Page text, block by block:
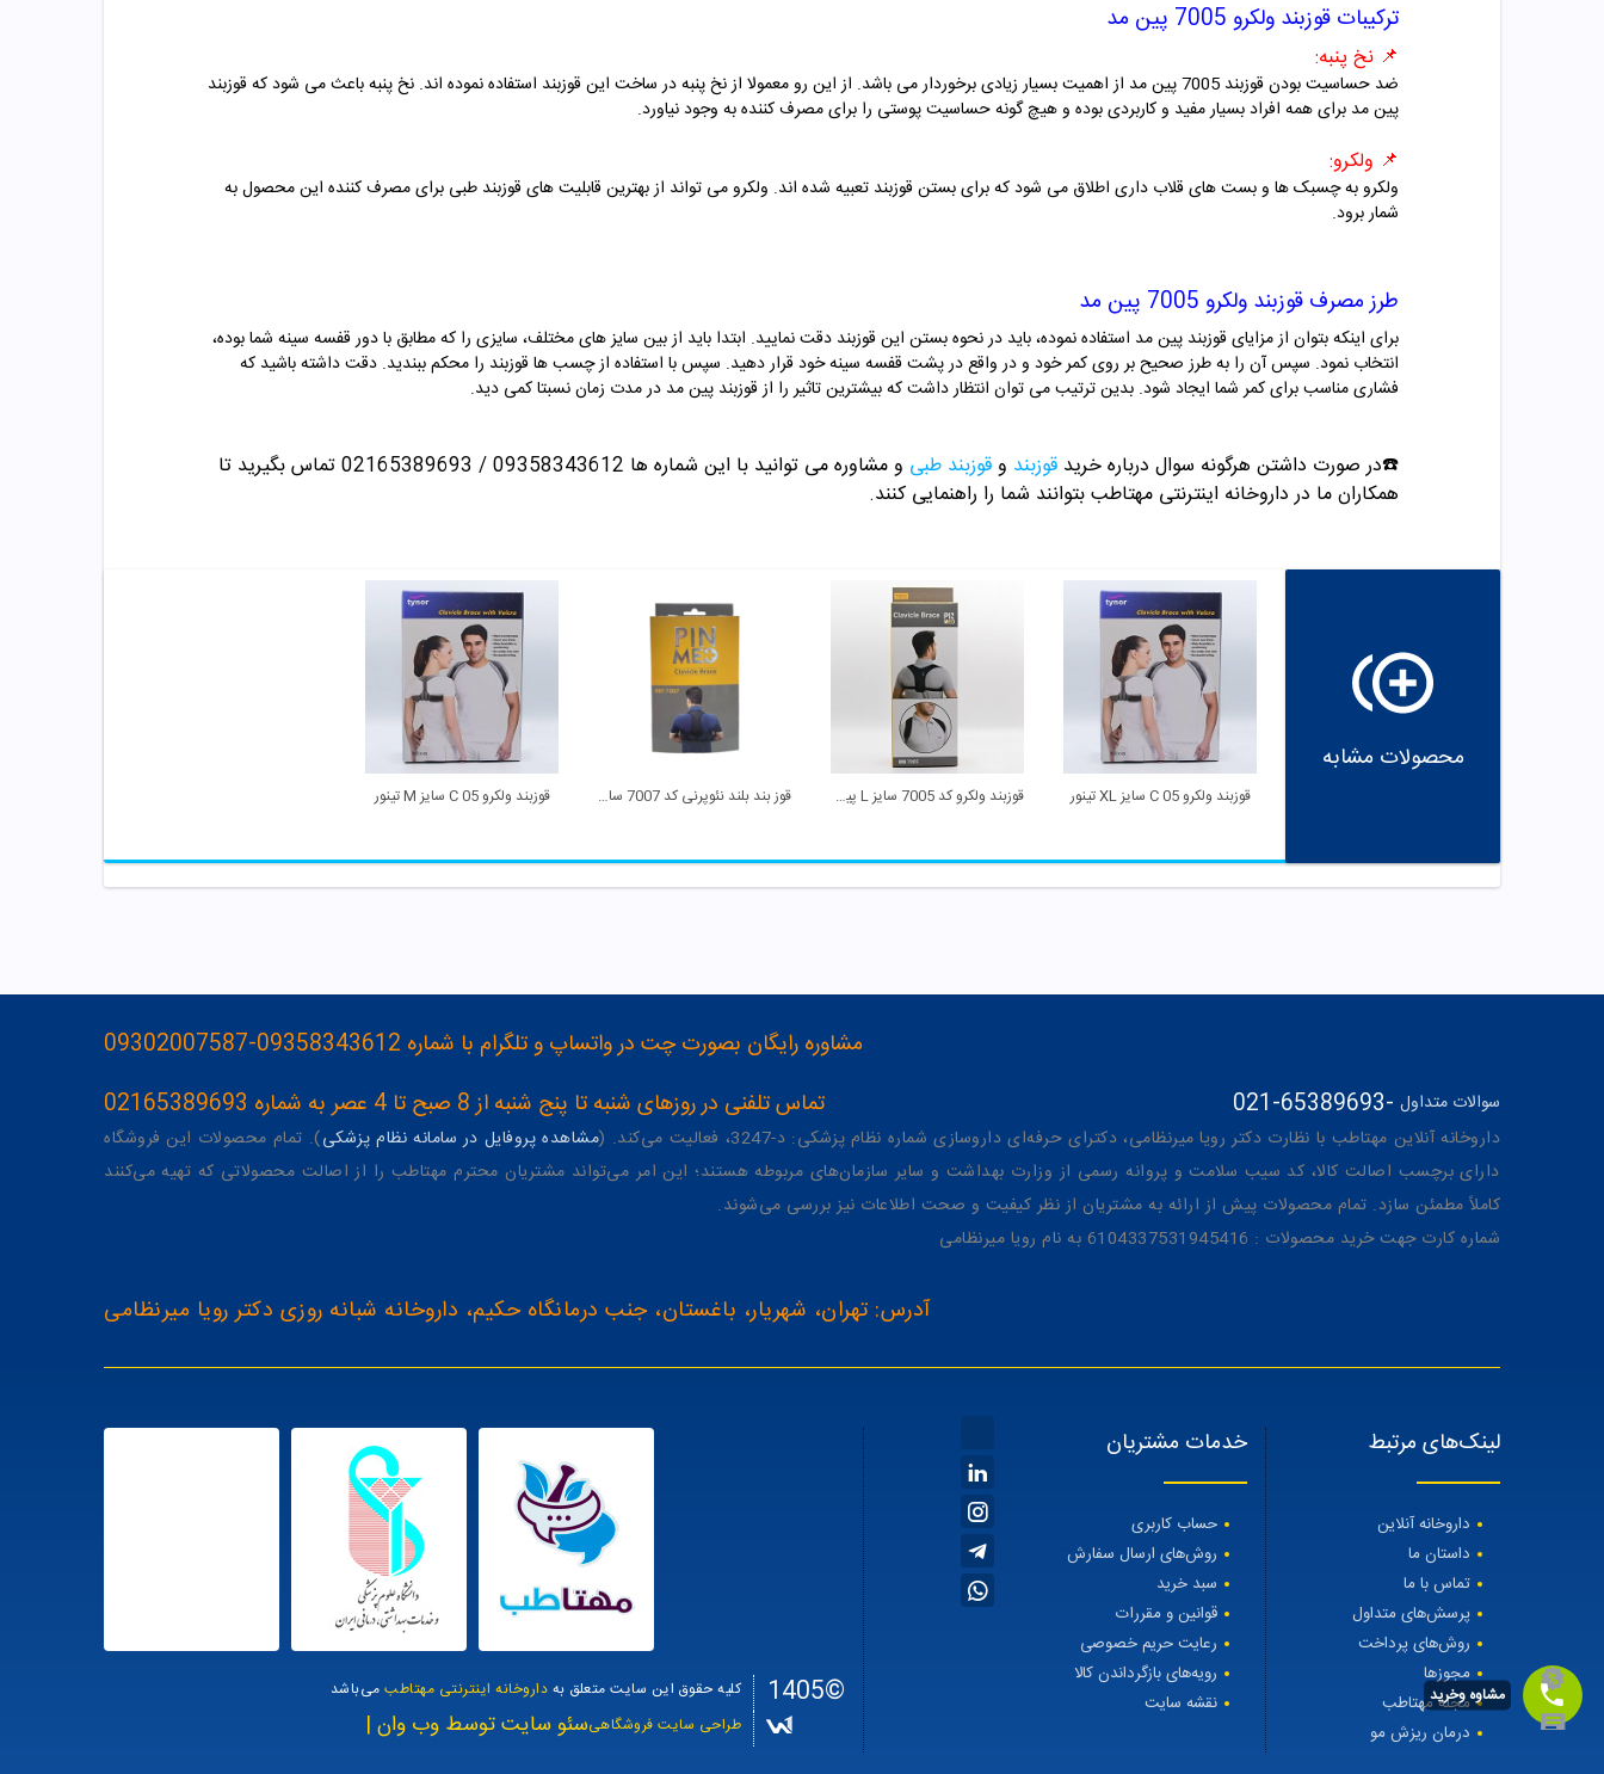
ترکیبات قوزبند ولکرو 7005 پین مد
📌 نخ پنبه:
ضد حساسیت بودن قوزبند 7005 پین مد از اهمیت بسیار زیادی برخوردار می باشد. از این رو معمولا از نخ پنبه در ساخت این قوزبند استفاده نموده اند. نخ پنبه باعث می شود که قوزبند
پین مد برای همه افراد بسیار مفید و کاربردی بوده و هیچ گونه حساسیت پوستی را برای مصرف کننده به وجود نیاورد.
📌 ولکرو:
ولکرو به چسبک ها و بست های قلاب داری اطلاق می شود که برای بستن قوزبند تعبیه شده اند. ولکرو می تواند از بهترین قابلیت های قوزبند طبی برای مصرف کننده این محصول به
شمار برود.
طرز مصرف قوزبند ولکرو 7005 پین مد
برای اینکه بتوان از مزایای قوزبند پین مد استفاده نموده، باید در نحوه بستن این قوزبند دقت نمایید. ابتدا باید از بین سایز های مختلف، سایزی را که مطابق با دور قفسه سینه شما بوده،
انتخاب نمود. سپس آن را به طرز صحیح بر روی کمر خود و در واقع در پشت قفسه سینه خود قرار دهید. سپس با استفاده از چسب ها قوزبند را محکم ببندید. دقت داشته باشید که
فشاری مناسب برای کمر شما ایجاد شود. بدین ترتیب می توان انتظار داشت که بیشترین تاثیر را از قوزبند پین مد در مدت زمان نسبتا کمی دید.
☎️در صورت داشتن هرگونه سوال درباره خرید قوزبند وقوزبند طبی و مشاوره می توانید با این شماره ها 09358343612 / 02165389693
تماس بگیرید تا
همکاران ما در داروخانه اینترنتی مهتاطب بتوانند شما را راهنمایی کنند.
محصولات مشابه
قوزبند ولکرو C 05 سایز XL تینور قوزبند ولکرو کد 7005 سایز L پین مد قوز بند بلند نئوپرنی کد 7007 سایز XXL پین مد قوزبند ولکرو C 05 سایز M تینور
مشاوره رایگان بصورت چت در واتساپ و تلگرام با شماره 09358343612-09302007587
تماس تلفنی در روزهای شنبه تا پنج شنبه از 8 صبح تا 4 عصر به شماره 02165389693
021-65389693 سوالات متداول -
داروخانه آنلاین مهتاطب با نظارت دکتر رویا میرنظامی، دکترای حرفه‌ای داروسازی شماره نظام پزشکی: د-3247، فعالیت می‌کند. ( مشاهده پروفایل در سامانه نظام پزشکی). تمام محصولات این فروشگاه
دارای برچسب اصالت کالا، کد سیب سلامت و پروانه رسمی از وزارت بهداشت و سایر سازمان‌های مربوطه هستند؛ این امر می‌تواند مشتریان محترم مهتاطب را از اصالت محصولاتی که تهیه می‌کنند
کاملاً مطمئن سازد. تمام محصولات پیش از ارائه به مشتریان از نظر کیفیت و صحت اطلاعات نیز بررسی می‌شوند.
شماره کارت جهت خرید محصولات : 6104337531945416 به نام رویا میرنظامی
آدرس: تهران، شهریار، باغستان، جنب درمانگاه حکیم، داروخانه شبانه روزی دکتر رویا میرنظامی
لینک‌های مرتبط
داروخانه آنلاین
داستان ما
تماس با ما
پرسش‌های متداول
روش‌های پرداخت
مجوزها
مجله مهتاطب
درمان ریزش مو
خدمات مشتریان
حساب کاربری
روش‌های ارسال سفارش
سبد خرید
قوانین و مقررات
رعایت حریم خصوصی
رویه‌های بازگرداندن کالا
نقشه سایت
©1405 کلیه حقوق این سایت متعلق به داروخانه اینترنتی مهتاطب می‌باشد
سئو سایت توسط وب وان |طراحی سایت فروشگاهی
مشاوه وخرید